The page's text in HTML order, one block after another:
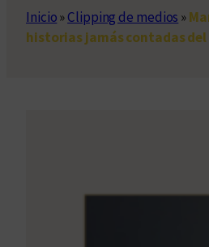
Inicio»Clipping de medios »
historias jamás contadas